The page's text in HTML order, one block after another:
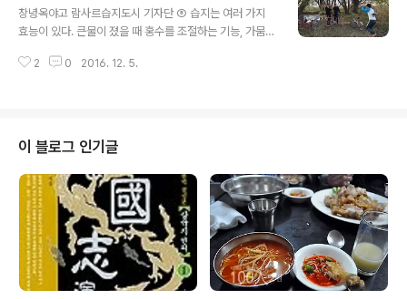
구글독스에 올리고 SNS에 공유하면 자발적으로 들어가
서명을 하고 후원금을 보낸다. 그 돈으로 시국선언문과 명
한다. 탄핵 국면이 되었다. 박근핵닷컴에 들어가 자기 지역
창녕옥야고 람사르습지도시 기자단 ⑧ 습지는 여러 가지
효능이 있다. 큰물이 졌을 때 홍수를 조절하는 기능, 가뭄이
물론 무생물인 무기물질까지 다양하게 품어 보전하는 기능
베풀어주는 효과라 할 수 있다. 습지의 효능을 하나하나 들
여다보면 인간이 오랜 옛날부터 습지에 깃들어 살아온 까
닭을 알 수 있다. 배산임수(背山臨水)라는 전통적인 촌락
입지도 인간이 습지를 삶의 바탕으로 살아왔음을 보여주는
증거다. 우뚝한 산이 있어야 팬 골짜기가 있고 그래야 골짜
기를 타고 물이 흘러내린다. 그렇..
2 0 2016. 12. 5.
이 블로그 인기글